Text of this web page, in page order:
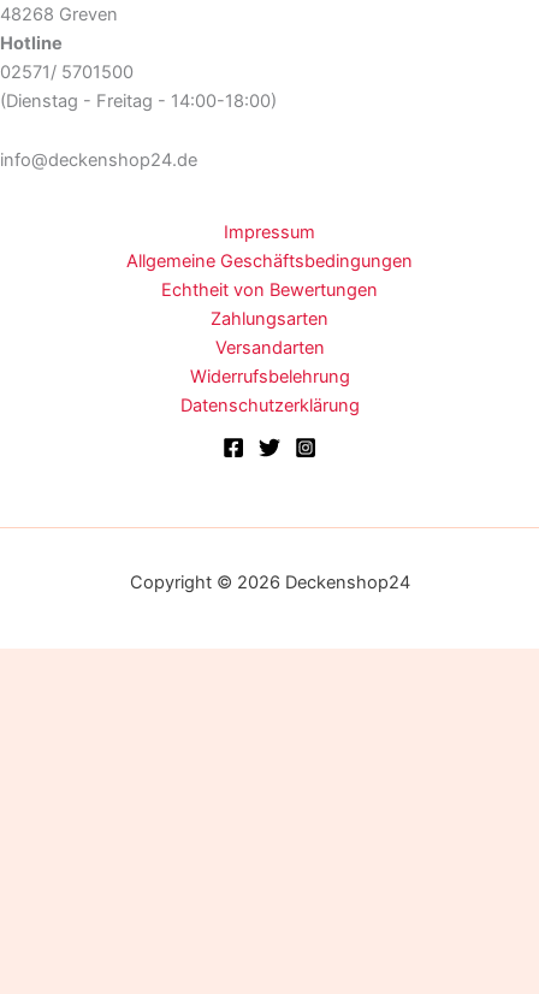
48268 Greven
Hotline
02571/ 5701500
(Dienstag - Freitag - 14:00-18:00)
info@deckenshop24.de
Impressum
Allgemeine Geschäftsbedingungen
Echtheit von Bewertungen
Zahlungsarten
Versandarten
Widerrufsbelehrung
Datenschutzerklärung
Copyright © 2026 Deckenshop24